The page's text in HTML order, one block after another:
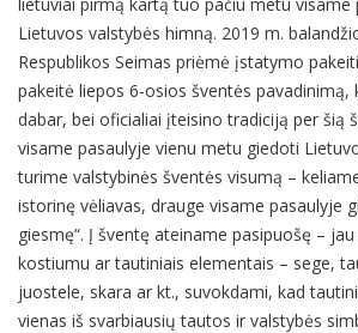
Lietuvos valstybės himną. 2019 m.
Respublikos Seimas priėmė įstatymo
pakeitė liepos 6-osios šventės
dabar, bei oficialiai įteisino tradiciją per šią
visame pasaulyje vienu metu giedoti
turime valstybinės šventės visumą –
istorinę vėliavas, drauge visame pasaulyje
giesmę“. Į šventę ateiname pasipuošę –
kostiumu ar tautiniais elementais – sege,
juostele, skara ar kt., suvokdami, kad
vienas iš svarbiausių tautos ir valstybės